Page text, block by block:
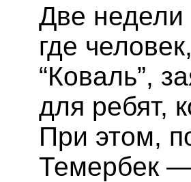
Две недели
где
“Коваль”,
для ребят,
При этом,
Темербек —